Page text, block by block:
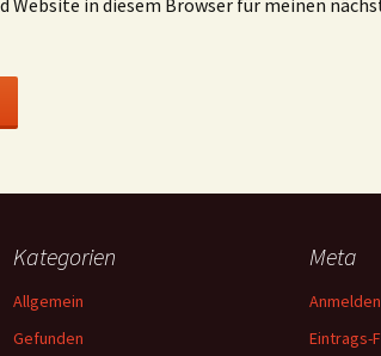
Website in diesem Browser für meinen
Kategorien
Allgemein
Gefunden
Meta
Anmelden
Eintrags-